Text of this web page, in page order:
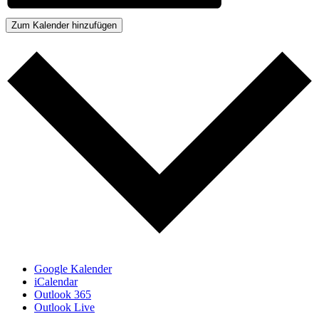
Zum Kalender hinzufügen
Google Kalender
iCalendar
Outlook 365
Outlook Live